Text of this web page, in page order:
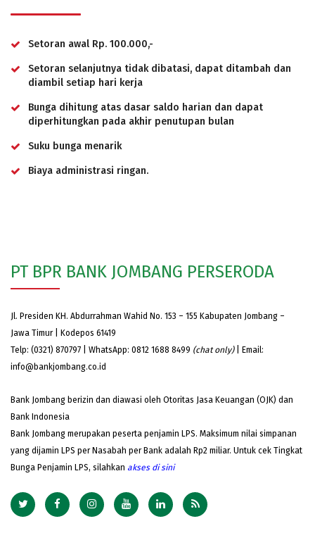
Setoran awal Rp. 100.000,-
Setoran selanjutnya tidak dibatasi, dapat ditambah dan
diambil setiap hari kerja
Bunga dihitung atas dasar saldo harian dan dapat
diperhitungkan pada akhir penutupan bulan
Suku bunga menarik
Biaya administrasi ringan.
PT BPR BANK JOMBANG PERSERODA
Jl. Presiden KH. Abdurrahman Wahid No. 153 – 155 Kabupaten Jombang –
Jawa Timur | Kodepos 61419
Telp: (0321) 870797 | WhatsApp: 0812 1688 8499 (chat only)| Email:
info@bankjombang.co.id
Bank Jombang berizin dan diawasi oleh Otoritas Jasa Keuangan (OJK) dan
Bank Indonesia
Bank Jombang merupakan peserta penjamin LPS. Maksimum nilai simpanan
yang dijamin LPS per Nasabah per Bank adalah Rp2 miliar. Untuk cek Tingkat
Bunga Penjamin LPS, silahkan akses di sini